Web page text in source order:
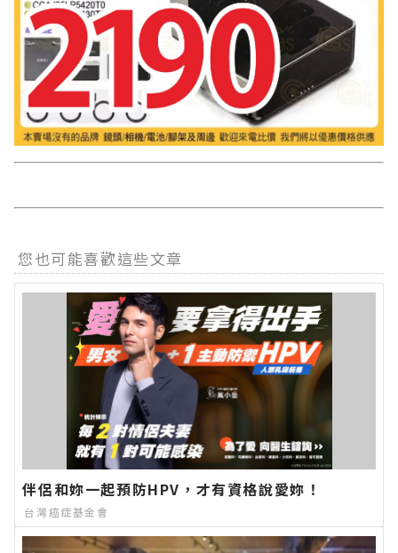
您也可能喜歡這些文章
伴侶和妳一起預防HPV，才有資格說愛妳！
台灣癌症基金會